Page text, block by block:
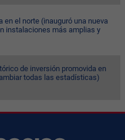
en el norte (inauguró una nueva
instalaciones más amplias y
de inversión promovida en
todas las estadísticas)